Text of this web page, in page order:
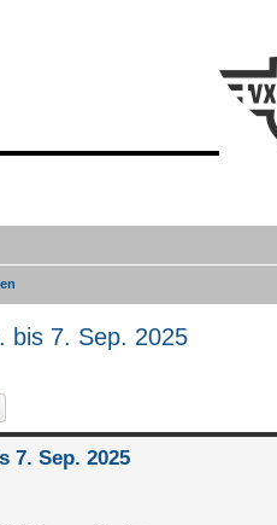
bis 7. Sep. 2025
7. Sep. 2025